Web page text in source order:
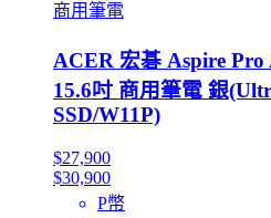
商用筆電
ACER 宏碁 Aspire
15.6吋 商用筆電 銀
SSD/W11P)
$27,900
$30,900
P幣